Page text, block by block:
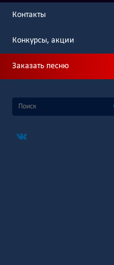
Контакты
Конкурсы, акции
Заказать песню